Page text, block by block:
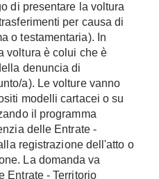
Ecologia
Geotermia
Case in Legno
Case Prefabbricate
Fotovoltaico
Riciclo
Energie Rinnovabili
Bioedilizia
di presentare la voltura
per causa di
o testamentaria). In
voltura è colui che è
denuncia di
a). Le volture vanno
modelli cartacei o su
il programma
delle Entrate -
registrazione dell'atto o
La domanda va
Entrate - Territorio